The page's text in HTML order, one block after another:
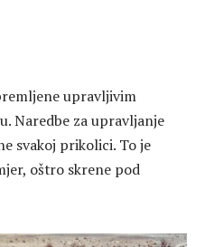
upravljivim
Naredbe za upravljanje
svakoj prikolici. To je
oštro skrene pod